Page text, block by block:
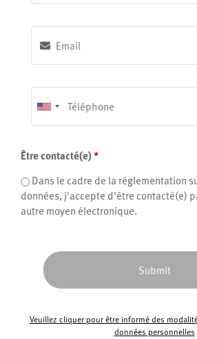
Être contacté(e)*
Dans le cadre de la réglementation
données, j'accepte d'être contacté(e)
autre moyen électronique.
Veuillez cliquer pour être informé des
données personnelles